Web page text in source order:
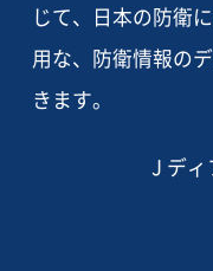
じて、日本の防衛
用な、防衛情報の
きます。
J ディ